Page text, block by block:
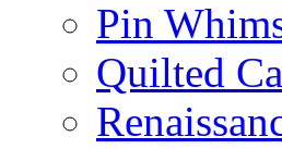
Pin
Quilted